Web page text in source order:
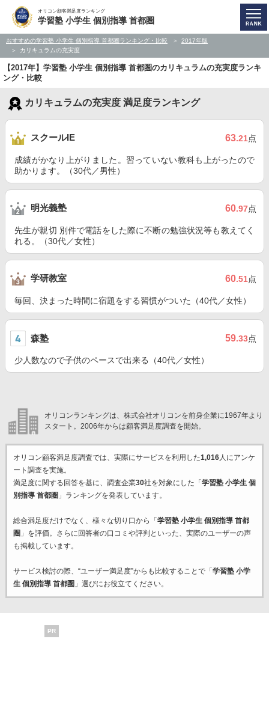
オリコン顧客満足度ランキング
学習塾 小学生 個別指導 首都圏
おすすめの学習塾 小学生 個別指導 首都圏ランキング・比較
2017年版
カリキュラムの充実度
【2017年】学習塾 小学生 個別指導 首都圏のカリキュラムの充実度ランキ
ング・比較
カリキュラムの充実度 満足度ランキング
スクールIE 63.21点
成績がかなり上がりました。習っていない教科も上がったので
助かります。（30代／男性）
明光義塾 60.97点
先生が親切 別件で電話をした際に不断の勉強状況等も教えてく
れる。（30代／女性）
学研教室 60.51点
毎回、決まった時間に宿題をする習慣がついた（40代／女性）
森塾 59.33点
少人数なので子供のペースで出来る（40代／女性）
オリコンランキングは、株式会社オリコンを前身企業に1967年より
スタート。2006年からは顧客満足度調査を開始。
オリコン顧客満足度調査では、実際にサービスを利用した1,016人にアンケ
ート調査を実施。
満足度に関する回答を基に、調査企業30社を対象にした「 学習塾 小学生 個
別指導 首都圏 」ランキングを発表しています。
総合満足度だけでなく、様々な切り口から「 学習塾 小学生 個別指導 首都
圏 」を評価。さらに回答者の口コミや評判といった、実際のユーザーの声
も掲載しています。
サービス検討の際、“ユーザー満足度”からも比較することで「 学習塾 小学
生 個別指導 首都圏 」選びにお役立てください。
PR